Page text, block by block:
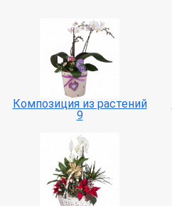
Композиция из растений
9